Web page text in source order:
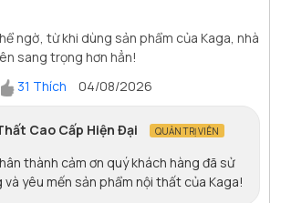
ngờ, từ khi dùng sản phẩm của Kaga, nhà
sang trọng hơn hẳn!
31 Thích 04/08/2026
Cao Cấp Hiện Đại QUẢN TRỊ VIÊN
thành cảm ơn quý khách hàng đã sử
và yêu mến sản phẩm nội thất của Kaga!